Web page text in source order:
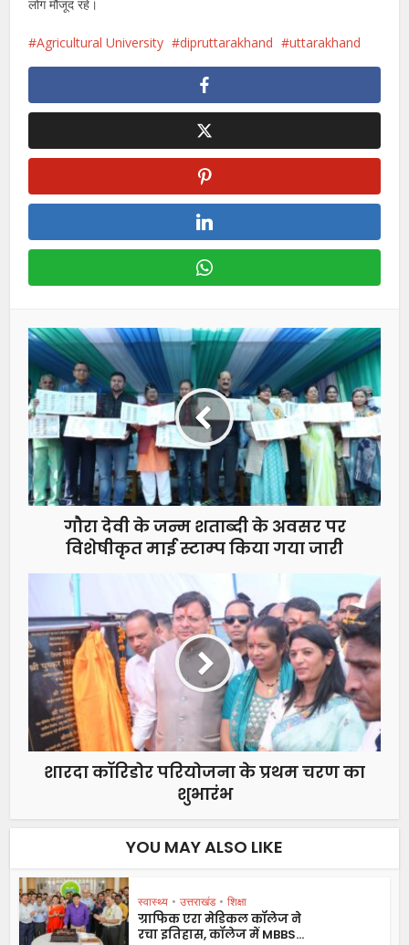
लोग मौजूद रहे।
Agricultural University dipruttarakhand uttarakhand
गौरा देवी के जन्म शताब्दी के अवसर पर
विशेषीकृत माई स्टाम्प किया गया जारी
शारदा कॉरिडोर परियोजना के प्रथम चरण का
शुभारंभ
YOU MAY ALSO LIKE
स्वास्थ्य • उत्तराखंड • शिक्षा
ग्राफिक एरा मेडिकल कॉलेज ने
रचा इतिहास, कॉलेज में MBBS...